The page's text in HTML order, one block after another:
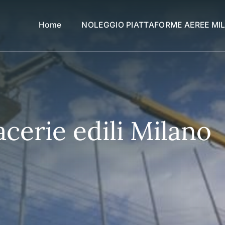
Home NOLEGGIO PIATTAFORME AEREE
edili Milano